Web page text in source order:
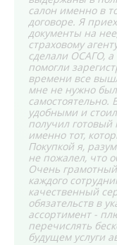
салон именно в
договоре. Я
документы на
страховому
сделали ОСАГО,
помогли
времени все
мне не нужно
самостоятельно.
удобными и
получил готовый
именно тот,
Покупкой я,
не пожалел, что
Очень
каждого
качественный
обязательств в
ассортимент -
перечислять
будущем услуги